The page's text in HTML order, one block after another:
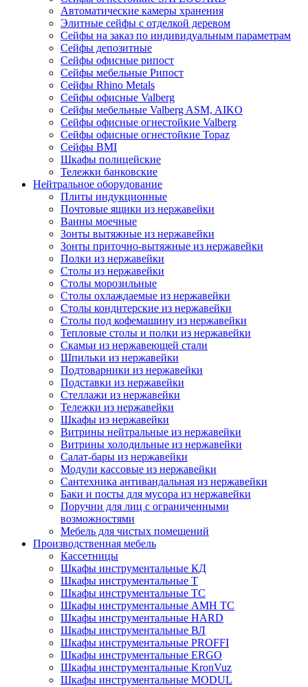
Автоматические камеры хранения
Элитные сейфы с отделкой деревом
Сейфы на заказ по индивидуальным параметрам
Сейфы депозитные
Сейфы офисные рипост
Сейфы мебельные Рипост
Сейфы Rhino Metals
Сейфы офисные Valberg
Сейфы мебельные Valberg ASM, AIKO
Сейфы офисные огнестойкие Valberg
Сейфы офисные огнестойкие Topaz
Сейфы ВМI
Шкафы полицейские
Тележки банковские
Нейтральное оборудование
Плиты индукционные
Почтовые ящики из нержавейки
Ванны моечные
Зонты вытяжные из нержавейки
Зонты приточно-вытяжные из нержавейки
Полки из нержавейки
Столы из нержавейки
Столы морозильные
Столы охлаждаемые из нержавейки
Столы кондитерские из нержавейки
Столы под кофемашину из нержавейки
Тепловые столы и полки из нержавейки
Скамьи из нержавеющей стали
Шпильки из нержавейки
Подтоварники из нержавейки
Подставки из нержавейки
Стеллажи из нержавейки
Тележки из нержавейки
Шкафы из нержавейки
Витрины нейтральные из нержавейки
Витрины холодильные из нержавейки
Салат-бары из нержавейки
Модули кассовые из нержавейки
Сантехника антивандальная из нержавейки
Баки и посты для мусора из нержавейки
Поручни для лиц с ограниченными
возможностями
Мебель для чистых помещений
Производственная мебель
Кассетницы
Шкафы инструментальные КД
Шкафы инструментальные Т
Шкафы инструментальные ТС
Шкафы инструментальные AMH TC
Шкафы инструментальные HARD
Шкафы инструментальные ВЛ
Шкафы инструментальные PROFFI
Шкафы инструментальные ERGO
Шкафы инструментальные KronVuz
Шкафы инструментальные MODUL